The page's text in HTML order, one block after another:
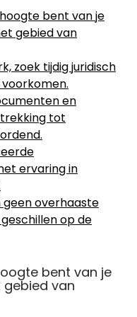
bent van je
gebied van
zoek tijdig juridisch
en
tot
ervaring in
overhaaste
op de
bent van je
van